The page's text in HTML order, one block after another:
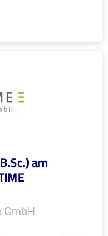
am
GmbH